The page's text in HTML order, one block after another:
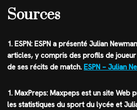
Sources
1. ESPN: ESPN a présenté Julian
articles, y compris des profils de
de ses récits de match. ESPN – Julian
1. MaxPreps: Maxpeps est un site Web
les statistiques du sport du lycée et